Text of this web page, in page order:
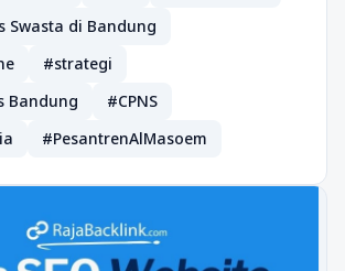
Swasta di Bandung
#strategi
Bandung
#CPNS
#PesantrenAlMasoem